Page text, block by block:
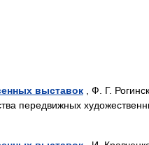
выставок , Ф. Г.
передвижных